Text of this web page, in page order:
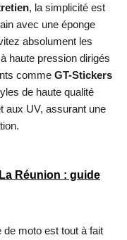
, la simplicité est
avec une éponge
absolument les
haute pression dirigés
comme GT-Stickers
de haute qualité
aux UV, assurant une
Réunion : guide
moto est tout à fait